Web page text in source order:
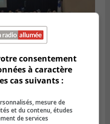
200 curieux à
consentement
à caractère
cas suivants :
mesure de
et du contenu, études
de services